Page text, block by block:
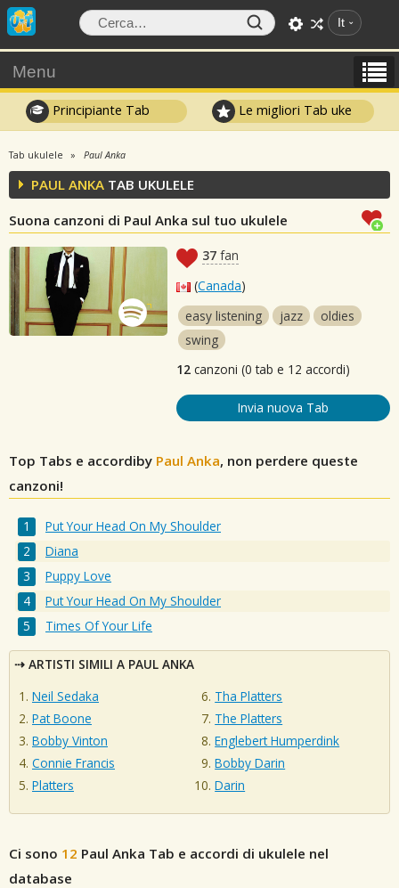
It
Menu
Principiante Tab Le migliori Tab uke
Tab ukulele Paul Anka
PAUL ANKA TAB UKULELE
Suona canzoni di Paul Anka sul tuo ukulele
37 fan
(Canada)
easy listening
jazz
oldies
swing
12 canzoni (0 tab e 12 accordi)
Invia nuova Tab
Top Tabs e accordiby Paul Anka, non perdere queste
canzoni!
Put Your Head On My Shoulder
Diana
Puppy Love
Put Your Head On My Shoulder
Times Of Your Life
ARTISTI SIMILI A PAUL ANKA
Neil Sedaka
Pat Boone
Bobby Vinton
Connie Francis
Platters
Tha Platters
The Platters
Englebert Humperdink
Bobby Darin
Darin
Ci sono 12 Paul Anka Tab e accordi di ukulele nel
database